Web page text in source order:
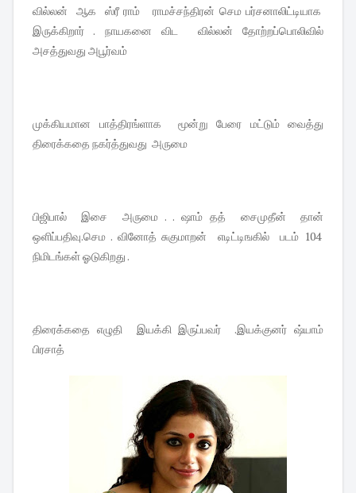
வில்லன் ஆக ஸ்ரீ ராம் ராமச்சந்திரன் செம பர்சனாலிட்டியாக
இருக்கிறார் . நாயகனை விட வில்லன் தோற்றப்பொலிவில்
அசத்துவது அபூர்வம்
முக்கியமான பாத்திரங்ளாக மூன்று பேரை மட்டும் வைத்து
திரைக்கதை நகர்த்துவது அருமை
பிஜிபால் இசை அருமை . . ஷாம் தத் சைமுதீன் தான்
ஒளிப்பதிவு.செம . வினோத் சுகுமாறன் எடிட்டிஙகில் படம் 104
நிமிடங்கள் ஓடுகிறது .
திரைக்கதை எழுதி இயக்கி இருப்பவர் .இயக்குனர் ஷ்யாம்
பிரசாத்